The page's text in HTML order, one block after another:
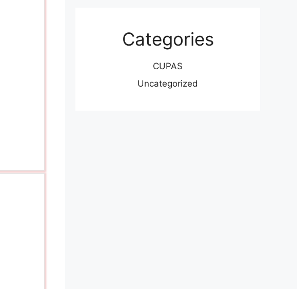
Categories
CUPAS
Uncategorized